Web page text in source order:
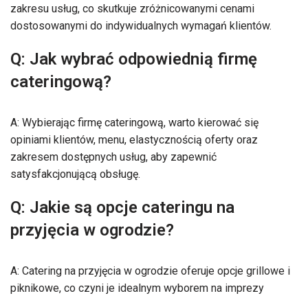
zakresu usług, co skutkuje zróżnicowanymi cenami
dostosowanymi do indywidualnych wymagań klientów.
Q: Jak wybrać odpowiednią firmę
cateringową?
A: Wybierając firmę cateringową, warto kierować się
opiniami klientów, menu, elastycznością oferty oraz
zakresem dostępnych usług, aby zapewnić
satysfakcjonującą obsługę.
Q: Jakie są opcje cateringu na
przyjęcia w ogrodzie?
A: Catering na przyjęcia w ogrodzie oferuje opcje grillowe i
piknikowe, co czyni je idealnym wyborem na imprezy